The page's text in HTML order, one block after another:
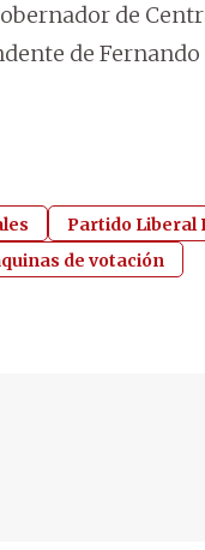
de
de
Partido Liberal
de votación